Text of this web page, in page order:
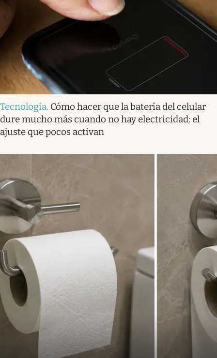
Tecnología. Cómo hacer que la batería del celular
dure mucho más cuando no hay electricidad: el
ajuste que pocos activan